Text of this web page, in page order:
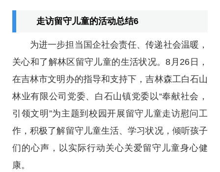
走访留守儿童的活动总结6
为进一步担当国企社会责任、传递社会温暖，
关心和了解林区留守儿童的生活状况。8月26日，
在吉林市文明办的指导和支持下，吉林森工白石山
林业有限公司党委、白石山镇党委以“奉献社会，
引领文明”为主题到校园开展留守儿童走访慰问工
作，积极了解留守儿童生活、学习状况，倾听孩子
们的心声，以实际行动关心关爱留守儿童身心健
康。